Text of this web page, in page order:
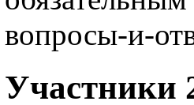
вопросы-и-
Участники